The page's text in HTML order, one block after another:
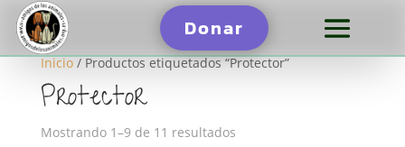
Donar
Inicio/ Productos etiquetados “Protector”
Protector
Mostrando 1–9 de 11 resultados